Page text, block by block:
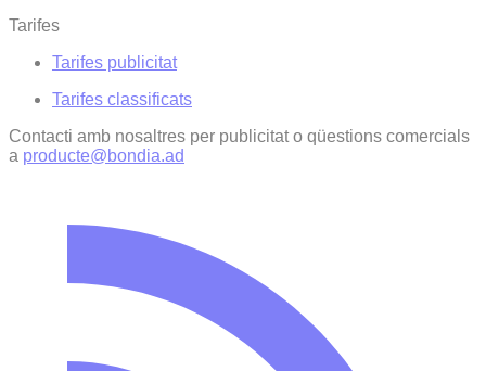
Tarifes
Tarifes publicitat
Tarifes classificats
Contacti amb nosaltres per publicitat o qüestions comercials
a producte@bondia.ad